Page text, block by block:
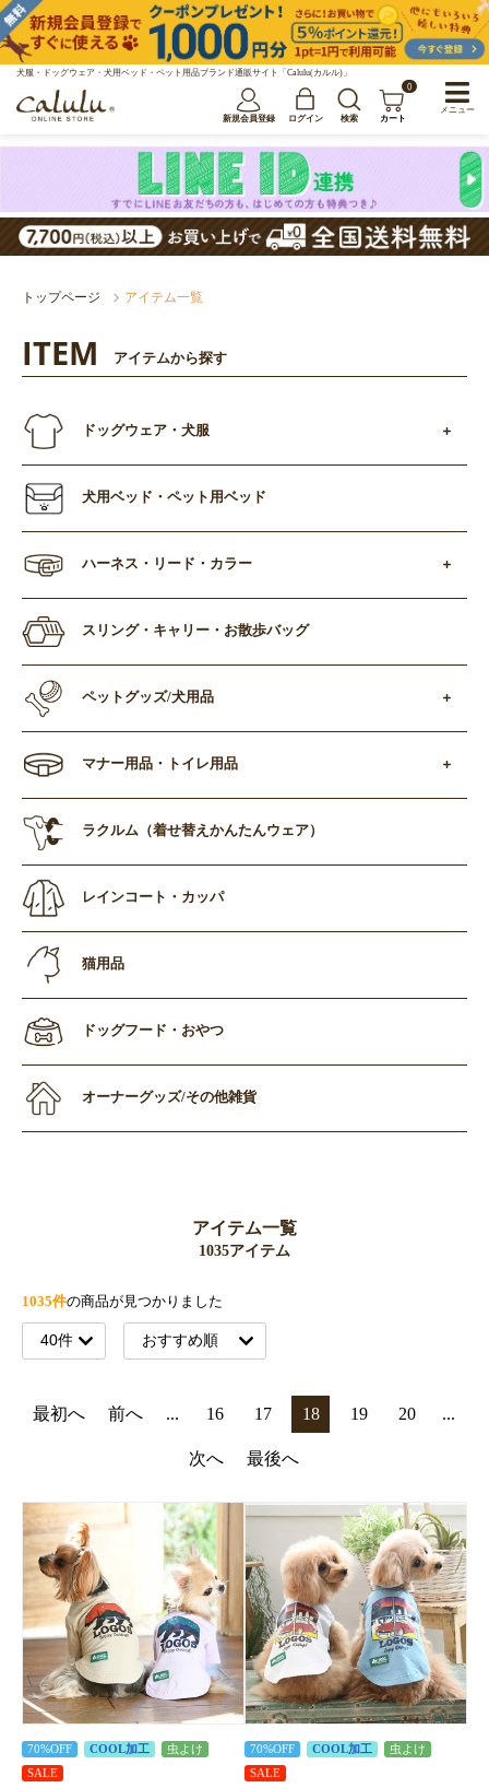
犬服・ドッグウェア・犬用ベッド・ペット用品ブランド通販サイト「Calulu(カルル)」
新規会員登録 ログイン 検索
0
カート
トップページ アイテム一覧
アイテム一覧
1035アイテム
ITEM アイテムから探す
ドッグウェア・犬服
犬用ベッド・ペット用ベッド
ハーネス・リード・カラー
スリング・キャリー・お散歩バッグ
ペットグッズ/犬用品
マナー用品・トイレ用品
ラクルム（着せ替えかんたんウェア）
レインコート・カッパ
猫用品
ドッグフード・おやつ
オーナーグッズ/その他雑貨
1035件の商品が見つかりました
最初へ 前へ ... 16 17 18 19 20 ...
次へ 最後へ
70%OFF COOL加工
虫よけ
SALE
70%OFF COOL加工
虫よけ
SALE
メニュー